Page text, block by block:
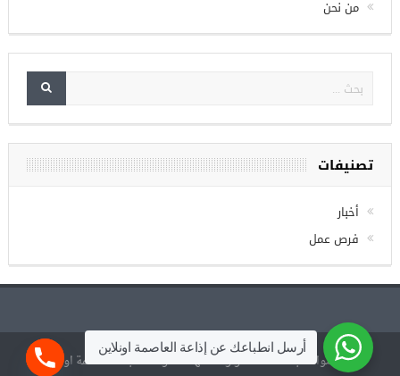
خدمات التسويق
من نحن
أخبار
فرص عمل
أرسل انطباعك عن إذاعة العاصمة اونلاين